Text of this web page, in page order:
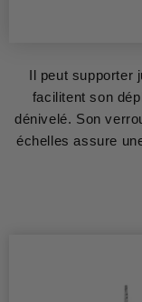
Il peut supporter
facilitent son
dénivelé. Son
échelles assure